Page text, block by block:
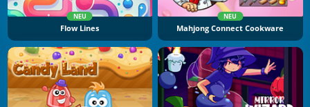
NEU
Flow Lines
NEU
Mahjong Connect Cookware